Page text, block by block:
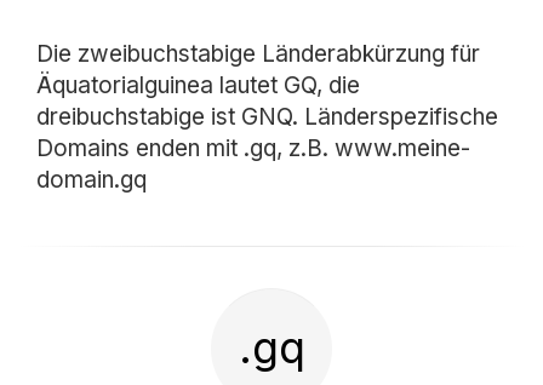
Die zweibuchstabige Länderabkürzung für
Äquatorialguinea lautet GQ, die
dreibuchstabige ist GNQ. Länderspezifische
Domains enden mit .gq, z.B. www.meine-
domain.gq
.gq